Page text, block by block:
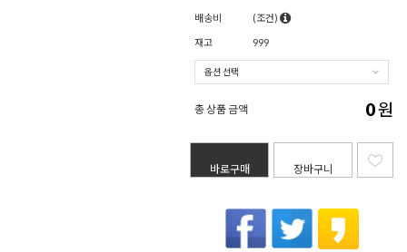
배송비 (조건)
재고 999
총 상품 금액 0원
바로구매 장바구니